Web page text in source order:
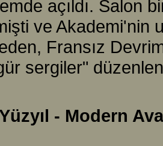
açıldı. Salon
ve Akademi'nin
Fransız
sergiler"
- Modern